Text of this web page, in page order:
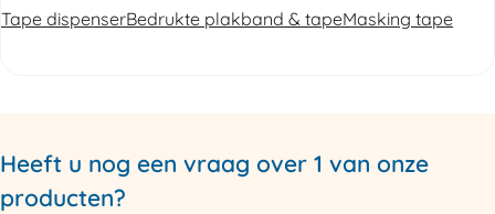
Tape dispenserBedrukte plakband & tapeMasking tape
Heeft u nog een vraag over 1 van onze
producten?